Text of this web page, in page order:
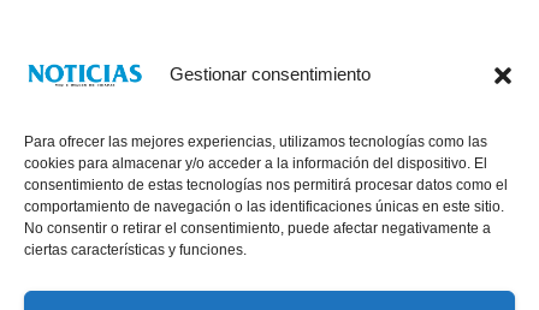
Gestionar consentimiento
Para ofrecer las mejores experiencias, utilizamos tecnologías como las
cookies para almacenar y/o acceder a la información del dispositivo. El
consentimiento de estas tecnologías nos permitirá procesar datos como el
comportamiento de navegación o las identificaciones únicas en este sitio.
No consentir o retirar el consentimiento, puede afectar negativamente a
ciertas características y funciones.
® Derechos Reservados 2026|